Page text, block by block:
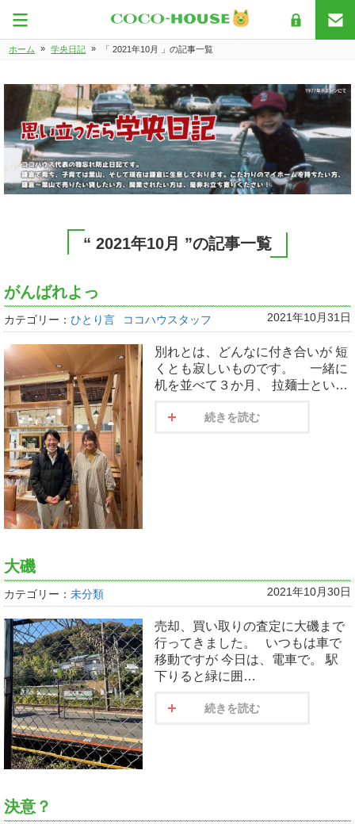
ホーム » 学央日記 » 「 2021年10月 」の記事一覧
“ 2021年10月 ”の記事一覧
がんばれよっ
カテゴリー： ひとり言 ココハウスタッフ 2021年10月31日
別れとは、どんなに付き合いが 短
くとも寂しいものです。 一緒に
机を並べて３か月、 拉麺士とい…
続きを読む
大磯
カテゴリー： 未分類 2021年10月30日
売却、買い取りの査定に大磯まで
行ってきました。 いつもは車で
移動ですが 今日は、電車で。 駅
下りると緑に囲…
続きを読む
決意？